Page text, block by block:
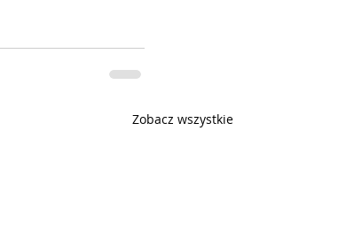
Zobacz wszystkie